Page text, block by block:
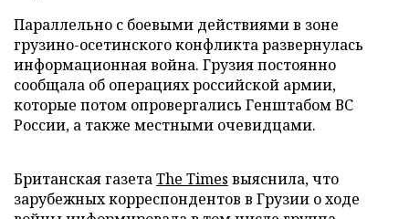
Параллельно с боевыми действиями в зоне
грузино-осетинского конфликта развернулась
информационная война. Грузия постоянно
сообщала об операциях российской армии,
которые потом опровергались Генштабом ВС
России, а также местными очевидцами.
Британская газетаThe Times выяснила, что
зарубежных корреспондентов в Грузии о ходе